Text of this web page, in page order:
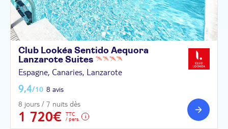
Club Lookéa Sentido Aequora
Lanzarote Suites
Espagne, Canaries, Lanzarote
9,4/10 8 avis
8 jours / 7 nuits dès
1 720€
TTC
/ pers.